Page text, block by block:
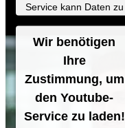
Service kann Daten zu
sammeln. Bitte lesen
Sie die Details durch
und stimmen Sie der
Nutzung des Service
zu, um dieses Video
Wir benötigen
Ihre
Zustimmung, um
den Youtube-
Service zu laden!